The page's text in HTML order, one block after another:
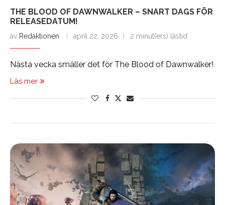
THE BLOOD OF DAWNWALKER – SNART DAGS FÖR
RELEASEDATUM!
av Redaktionen april 22, 2026 2 minut(ers) lästid
Nästa vecka smäller det för The Blood of Dawnwalker!
Läs mer